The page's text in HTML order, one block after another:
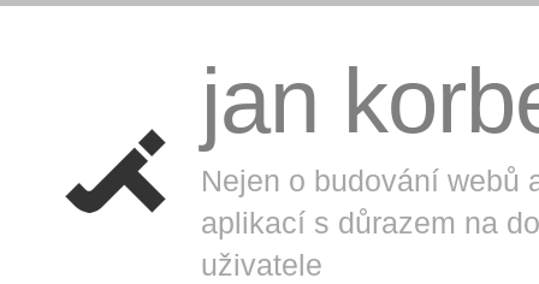
jan
Nejen o budování webů
aplikací s důrazem na
uživatele
RSS blogu
Twitter